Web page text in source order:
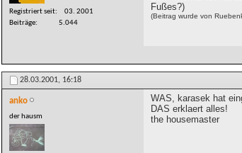
Registriert seit
03. 2001
Beiträge
5.044
Fußes?)
(Beitrag wurde von
28.03.2001, 16:18
anko
der hausm
WAS, karasek hat
DAS erklaert alles!
the housemaster